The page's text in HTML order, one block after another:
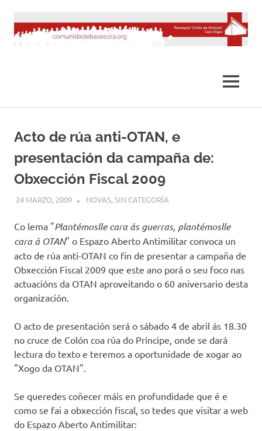
contenido
MENÚ
Acto de rúa anti-OTAN, e
presentación da campaña de:
Obxección Fiscal 2009
24 MARZO, 2009 DESARROLLO
NOVAS,SIN CATEGORÍA
Co lema "Plantémoslle cara ás guerras, plantémoslle
cara á OTAN" o Espazo Aberto Antimilitar convoca un
acto de rúa anti-OTAN co fin de presentar a campaña de
Obxección Fiscal 2009 que este ano porá o seu foco nas
actuacións da OTAN aproveitando o 60 aniversario desta
organización.
O acto de presentación será o sábado 4 de abril ás 18.30
no cruce de Colón coa rúa do Príncipe, onde se dará
lectura do texto e teremos a oportunidade de xogar ao
"Xogo da OTAN".
Se queredes coñecer máis en profundidade que é e
como se fai a obxección fiscal, so tedes que visitar a web
do Espazo Aberto Antimilitar: